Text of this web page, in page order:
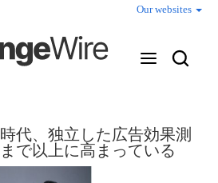
Our websites
代、独立した広告効果測
で以上に高まっている